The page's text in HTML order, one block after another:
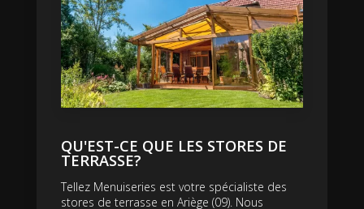
QU'EST-CE QUE LES STORES DE
TERRASSE?
Tellez Menuiseries est votre spécialiste des
stores de terrasse en Ariège (09). Nous